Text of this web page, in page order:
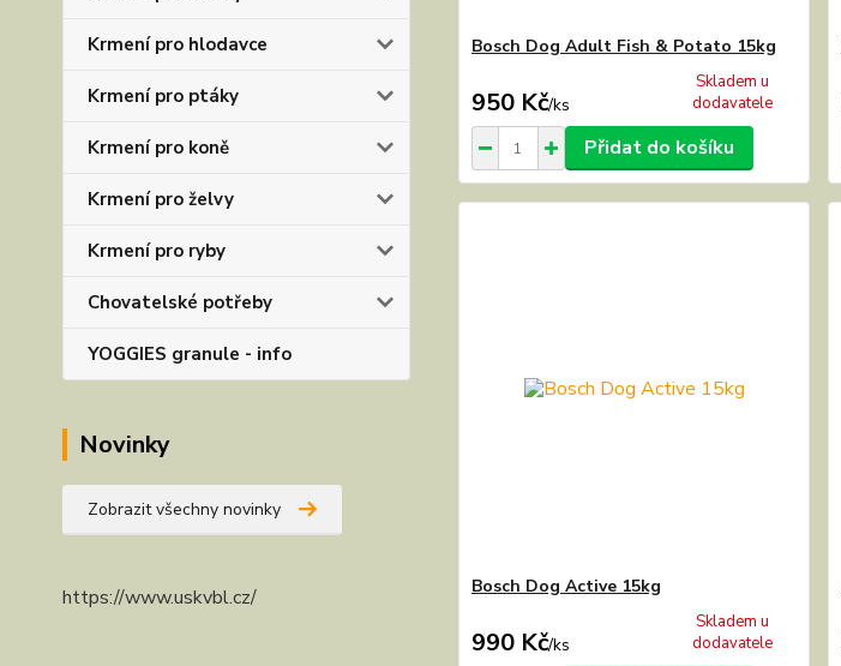
Krmení pro hlodavce
Krmení pro ptáky
Krmení pro koně
Krmení pro želvy
Krmení pro ryby
Chovatelské potřeby
YOGGIES granule - info
Novinky
Zobrazit všechny novinky
https://www.uskvbl.cz/
Bosch Dog Adult Fish & Potato 15kg
950 Kč/ks
Skladem u
dodavatele
Přidat do košíku
Bosch Dog Active 15kg
990 Kč/ks
Skladem u
dodavatele